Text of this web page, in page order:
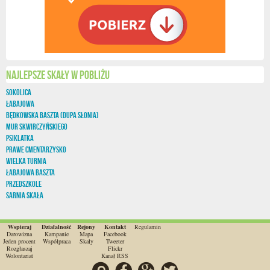
Najlepsze skały w pobliżu
Sokolica
Łabajowa
Będkowska Baszta (Dupa Słonia)
Mur Skwirczyńskiego
Psiklatka
Prawe Cmentarzysko
Wielka Turnia
Łabajowa Baszta
Przedszkole
Sarnia Skała
Wspieraj
Darowizna
Jeden procent
Rozgłaszaj
Wolontariat
Działalność
Kampanie
Współpraca
Rejony
Mapa
Skały
Kontakt
Facebook
Tweeter
Flickr
Kanał RSS
Regulamin
Szukaj Facebook Google